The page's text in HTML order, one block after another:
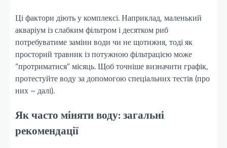
Ці фактори діють у комплексі. Наприклад, маленький
акваріум із слабким фільтром і десятком риб
потребуватиме заміни води чи не щотижня, тоді як
просторий травник із потужною фільтрацією може
“протриматися” місяць. Щоб точніше визначити графік,
протестуйте воду за допомогою спеціальних тестів (про
них – далі).
Як часто міняти воду: загальні
рекомендації